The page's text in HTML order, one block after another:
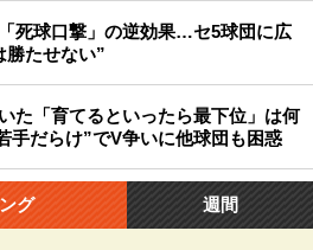
死球口撃」の逆効果…セ5球団に広
勝たせない”
た「育てるといったら最下位」は何
手だらけ”でV争いに他球団も困惑
グ 週間